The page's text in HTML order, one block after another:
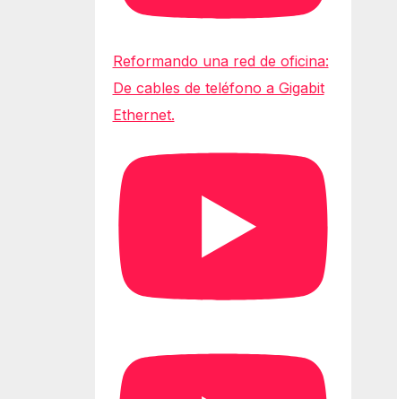
Reformando una red de oficina:
De cables de teléfono a Gigabit
Ethernet.